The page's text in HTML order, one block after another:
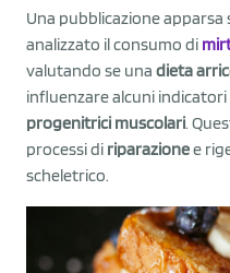
Una pubblicazione apparsa
analizzato il consumo di
valutando se una dieta
influenzare alcuni
progenitrici muscolari.
processi di riparazionee
scheletrico.